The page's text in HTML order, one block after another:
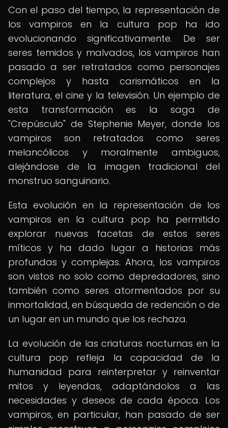
Con el paso del tiempo, la representación de
los vampiros en la cultura pop ha ido
evolucionando significativamente. De ser
seres temidos y malvados, los vampiros han
pasado a ser retratados como personajes
complejos y hasta carismáticos en la
literatura, el cine y la televisión. Un ejemplo de
esta transformación es la saga de
"Crepúsculo" de Stephenie Meyer, donde los
vampiros son retratados como seres
melancólicos y moralmente ambiguos,
alejándose de la imagen tradicional del
monstruo sanguinario.
Esta evolución en la representación de los
vampiros en la cultura pop ha permitido
explorar nuevas facetas de estos seres
míticos y ha dado lugar a historias más
profundas y complejas. Ahora, los vampiros
son vistos no solo como depredadores, sino
también como seres atormentados por su
inmortalidad, en búsqueda de redención o de
un lugar en un mundo que los rechaza.
La evolución de las criaturas nocturnas en la
cultura pop refleja la capacidad de la
humanidad para reinterpretar y reinventar
mitos y leyendas, adaptándolos a las
necesidades y deseos de cada época. Los
vampiros, en particular, han pasado de ser